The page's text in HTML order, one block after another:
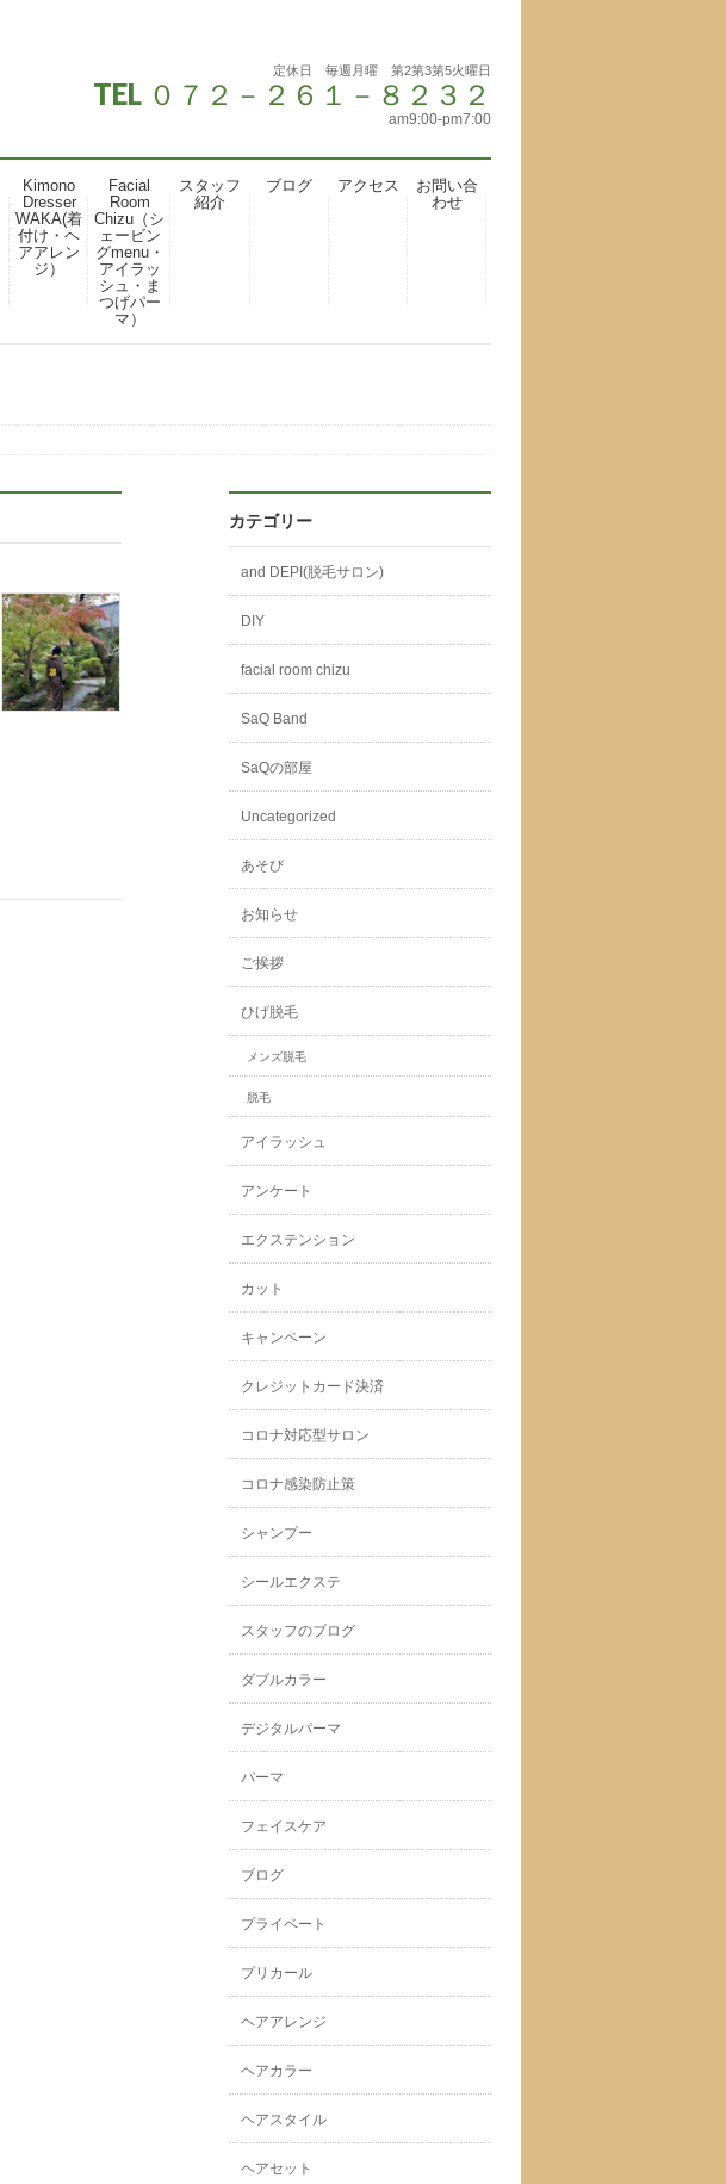
定休日 毎週月曜 第2第3第5火曜日
TEL ０７２－２６１－８２３２
am9:00-pm7:00
Kimono
Dresser
WAKA(着
付け・ヘ
アアレン
ジ）
Facial
Room
Chizu（シ
ェービン
グmenu・
アイラッ
シュ・ま
つげパー
マ）
スタッフ
紹介
ブログ アクセス
お問い合
わせ
カテゴリー
and DEPI(脱毛サロン)
DIY
facial room chizu
SaQ Band
SaQの部屋
Uncategorized
あそび
お知らせ
ご挨拶
ひげ脱毛
メンズ脱毛
脱毛
アイラッシュ
アンケート
エクステンション
カット
キャンペーン
クレジットカード決済
コロナ対応型サロン
コロナ感染防止策
シャンプー
シールエクステ
スタッフのブログ
ダブルカラー
デジタルパーマ
パーマ
フェイスケア
ブログ
プライベート
プリカール
ヘアアレンジ
ヘアカラー
ヘアスタイル
ヘアセット